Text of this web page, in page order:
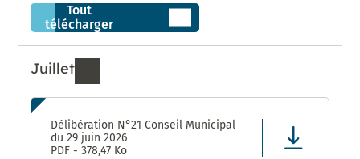
Tout
télécharger
Juillet
Ressources de Juillet 2026
Délibération N°21 Conseil Municipal
du 29 juin 2026
PDF - 378,47 Ko